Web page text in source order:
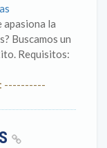
apasiona la
Buscamos un
Requisitos:
----------